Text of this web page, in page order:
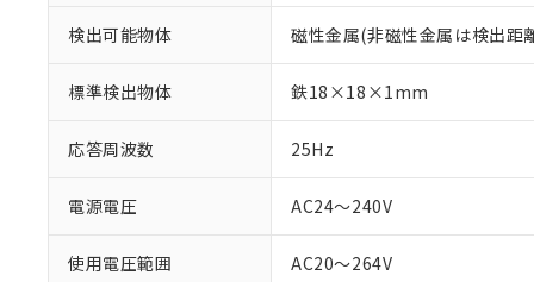
検出可能物体 磁性金属(非磁性金属は検出距
標準検出物体 鉄18×18×1mm
応答周波数 25Hz
電源電圧 AC24～240V
使用電圧範囲 AC20～264V